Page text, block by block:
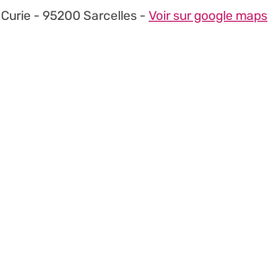
- 95200 Sarcelles - Voir sur google maps